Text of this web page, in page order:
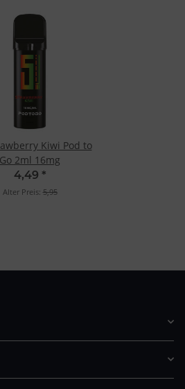
Kiwi Pod to
Go 2ml 16mg
4,49 *
Alter Preis: 5,95